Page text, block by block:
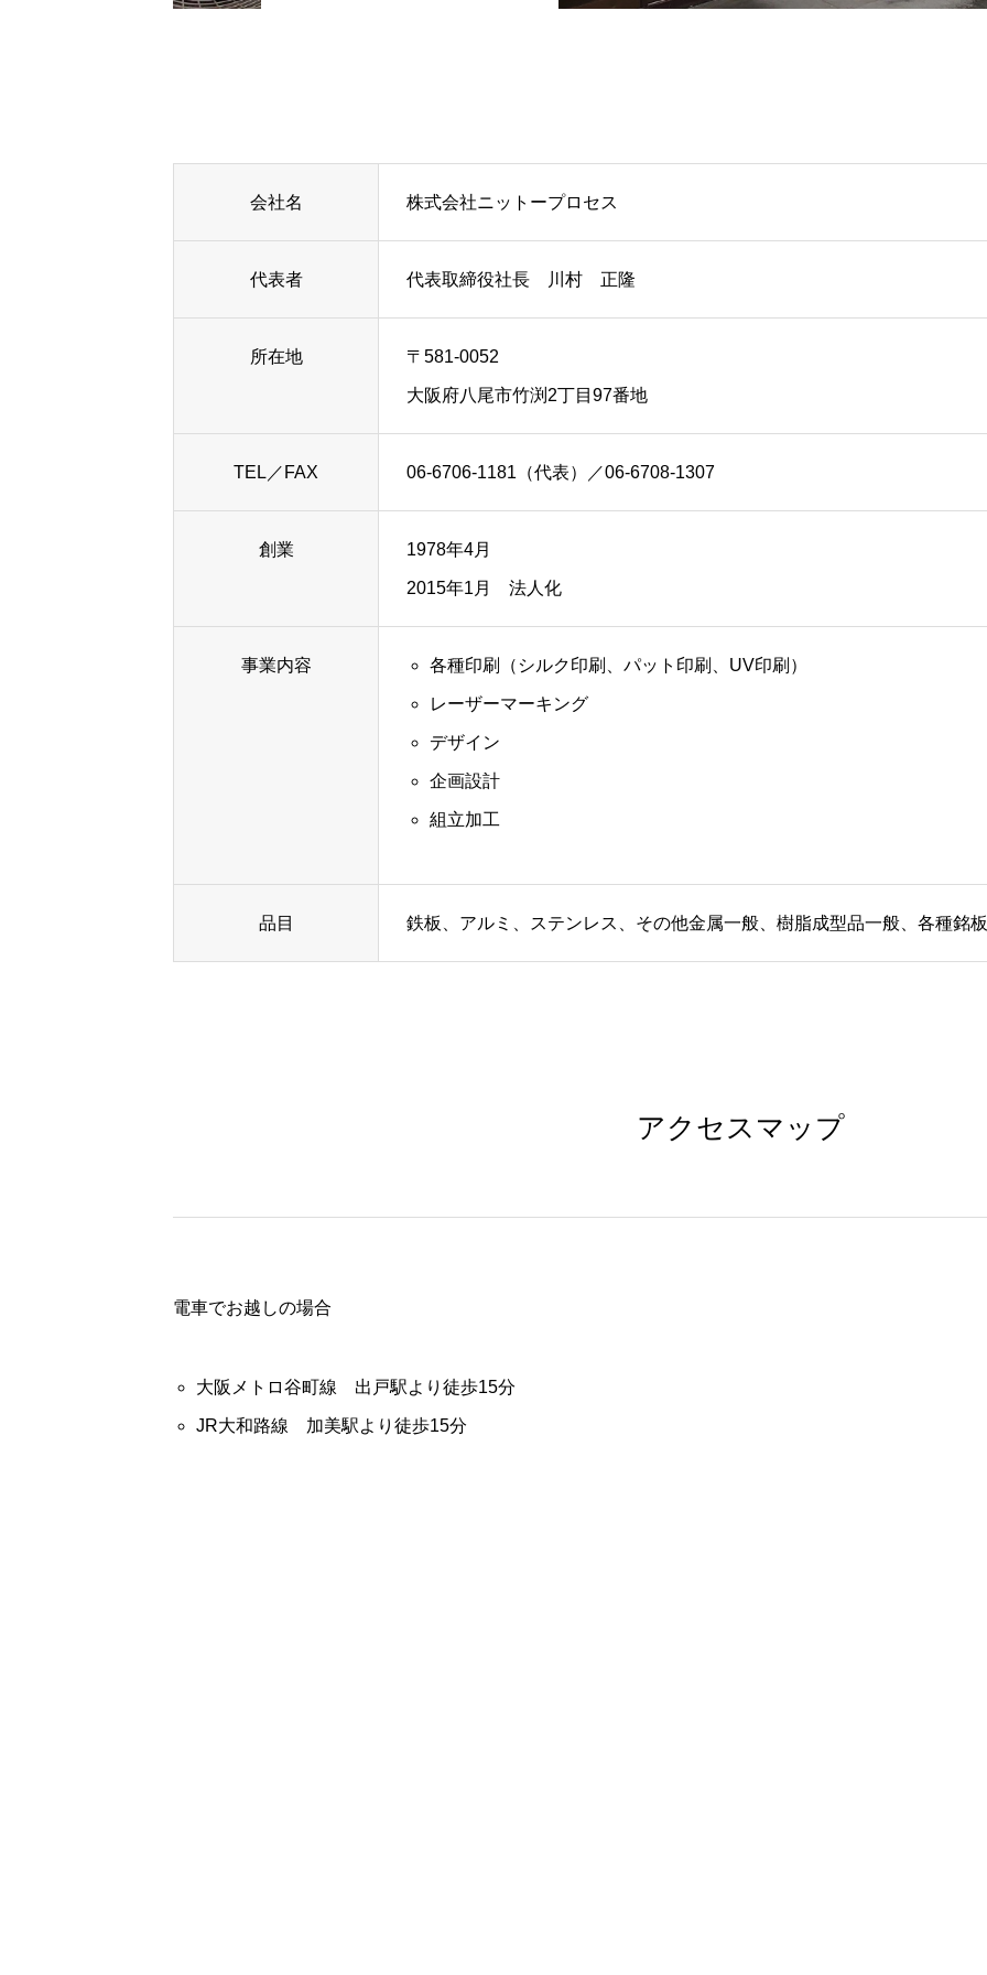
HOME
レーザーマーキング
ご依頼の流れ
会社案内
会社名 株式会社ニットープロセス
代表者 代表取締役社長 川村 正隆
所在地 〒581-0052
大阪府八尾市竹渕2丁目97番地
TEL／FAX 06-6706-1181（代表）／06-6708-1307
創業 1978年4月
2015年1月 法人化
事業内容 各種印刷（シルク印刷、パット印刷、UV印刷）
レーザーマーキング
デザイン
企画設計
組立加工
品目 鉄板、アルミ、ステンレス、その他金属一般、樹脂成型品一般、各種銘板
アクセスマップ
電車でお越しの場合
大阪メトロ谷町線 出戸駅より徒歩15分
JR大和路線 加美駅より徒歩15分